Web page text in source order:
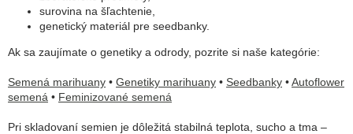
surovina na šľachtenie,
genetický materiál pre seedbanky.
Ak sa zaujímate o genetiky a odrody, pozrite si naše kategórie:
Semená marihuany • Genetiky marihuany • Seedbanky •Autoflower
semená • Feminizované semená
Pri skladovaní semien je dôležitá stabilná teplota, sucho a tma –